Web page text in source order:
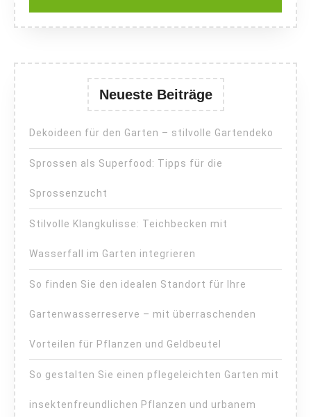
Neueste Beiträge
Dekoideen für den Garten – stilvolle Gartendeko
Sprossen als Superfood: Tipps für die
Sprossenzucht
Stilvolle Klangkulisse: Teichbecken mit
Wasserfall im Garten integrieren
So finden Sie den idealen Standort für Ihre
Gartenwasserreserve – mit überraschenden
Vorteilen für Pflanzen und Geldbeutel
So gestalten Sie einen pflegeleichten Garten mit
insektenfreundlichen Pflanzen und urbanem